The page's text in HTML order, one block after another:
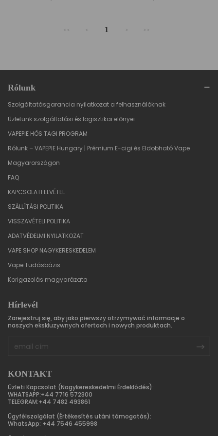
<< < 1 > >>
Rólunk
Szolgáltatásgarancia nyilatkozat a felhasználóknak
Üzletünk szolgáltatási és logisztikai előnyei
VAPEPIE HŐS TAGI PROGRAM
Rólunk – VAPEPIE Hungary | Prémium E-cigi és Eldobható Vape
Magyarországon
FAQ
KAPCSOLATFELVÉTEL
SZÁLLÍTÁSI POLITIKA
VISSZAVÉTELI POLITIKA
ADATVÉDELMI NYILATKOZAT
VAPE SHOP NAGYKERESKEDELEM
Vape Tudásbázis
Korigazolás magyarázata
Hírlevél
Zarejestruj się, aby jako pierwszy otrzymywać informacje o
naszych ekskluzywnych ofertach i nowych produktach.
KONTAKT
Üzleti Kapcsolat (Nagykereskedelmi Érdeklődés):
WHATSAPP:+44 7716 572300
TELEGRAM:+44 7482 493861
Ügyfélszolgálat (Értékesítés utáni támogatás):
WhatsApp: +44 7546 455998